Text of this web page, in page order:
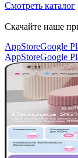
Смотреть каталог
Скачайте наше
AppStoreGoogle
AppStoreGoogle